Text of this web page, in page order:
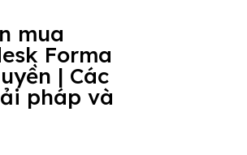
mua
Forma
| Các
pháp và